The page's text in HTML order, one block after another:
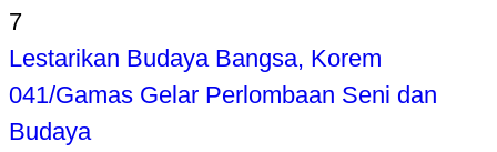
7
Lestarikan Budaya Bangsa, Korem
041/Gamas Gelar Perlombaan Seni dan
Budaya